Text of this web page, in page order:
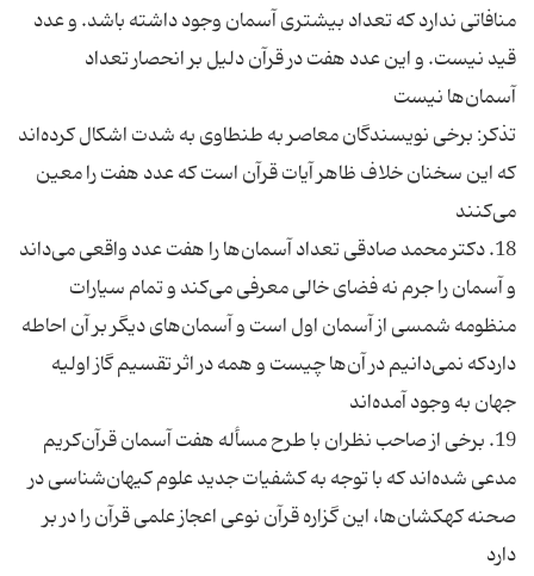
منافاتی ندارد که تعداد بیشتری آسمان وجود داشته باشد. و عدد
قید نیست. و این عدد هفت در قرآن دلیل بر انحصار تعداد
آسمان‌ها نیست
تذکر: برخی نویسندگان معاصر به طنطاوی به شدت اشکال کرده‌اند
که این سخنان خلاف ظاهر آیات قرآن است که عدد هفت را معین
می‌کنند
18. دکتر محمد صادقی تعداد آسمان‌ها را هفت عدد واقعی می‌داند
و آسمان را جرم نه فضای خالی معرفی می‌کند و تمام سیارات
منظومه شمسی از آسمان اول است و آسمان‌های دیگر بر آن احاطه
داردکه نمی‌دانیم در آن‌ها چیست و همه در اثر تقسیم گاز اولیه
جهان به وجود آمده‌اند
19. برخی از صاحب نظران با طرح مسأله هفت آسمان قرآن‌کریم
مدعی شده‌اند که با توجه به کشفیات جدید علوم کیهان‌شناسی در
صحنه کهکشان‌ها، این گزاره قرآن نوعی اعجاز علمی قرآن را در بر
دارد